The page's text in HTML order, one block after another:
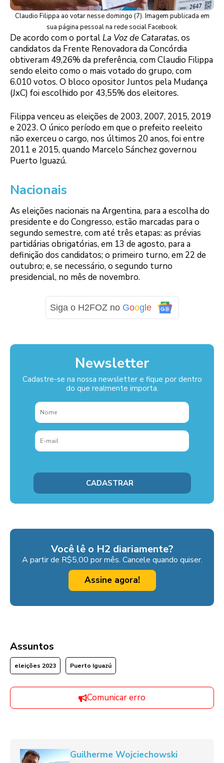
Claudio Filippa ao votar nesse domingo (7). Imagem publicada em
sua página pessoal na rede social Facebook.
De acordo com o portalLa Voz de Cataratas, os
candidatos da Frente Renovadora da Concórdia
obtiveram 49,26% da preferência, com Claudio Filippa
sendo eleito como o mais votado do grupo, com
6.010 votos. O bloco opositor Juntos pela Mudança
(JxC) foi escolhido por 43,55% dos eleitores.
Filippa venceu as eleições de 2003, 2007, 2015, 2019
e 2023. O único período em que o prefeito reeleito
não exerceu o cargo, nos últimos 20 anos, foi entre
2011 e 2015, quando Marcelo Sánchez governou
Puerto Iguazú.
Nacionais
As eleições nacionais na Argentina, para a escolha do
presidente e do Congresso, estão marcadas para o
segundo semestre, com até três etapas: as prévias
partidárias obrigatórias, em 13 de agosto, para a
definição dos candidatos; o primeiro turno, em 22 de
outubro; e, se necessário, o segundo turno
presidencial, no mês de novembro.
Siga o H2FOZ no Google
Newsletter
Cadastre-se na nossa newsletter e fique por dentro
do que realmente importa.
Você lê o H2 diariamente?
A partir de R$5,00 por mês. Cancele quando quiser.
Assine agora!
Assuntos
eleições 2023 Puerto Iguazú
Comunicar erro
Guilherme Wojciechowski